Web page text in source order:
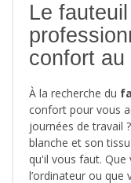
Le
confort au
À la recherche du
confort pour vous
journées de travail
blanche et son
qu'il vous faut. Que
l’ordinateur ou que